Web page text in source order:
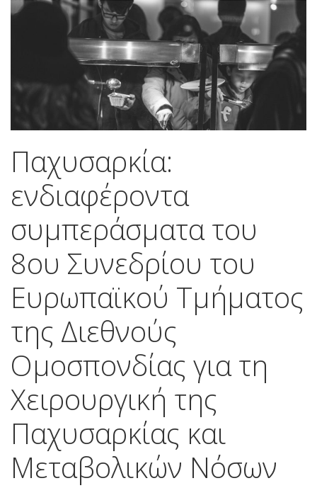
Παχυσαρκία:
ενδιαφέροντα
συμπεράσματα του
8ου Συνεδρίου του
Ευρωπαϊκού Τμήματος
της Διεθνούς
Ομοσπονδίας για τη
Χειρουργική της
Παχυσαρκίας και
Μεταβολικών Νόσων